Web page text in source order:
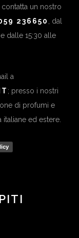
un nostro
236650
, dal
dalle 15:30 alle
a
; presso i nostri
di profumi e
ed estere.